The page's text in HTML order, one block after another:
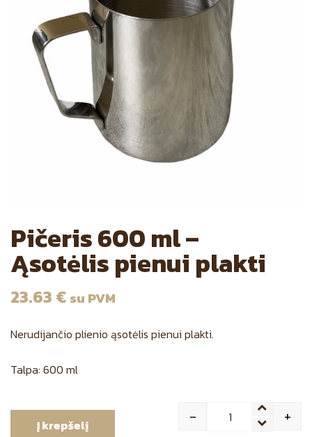
Pičeris 600 ml –
Ąsotėlis pienui plakti
23.63 € su PVM
Nerudijančio plienio ąsotėlis pienui plakti.
Talpa: 600 ml
Quantity
- +
Į krepšelį